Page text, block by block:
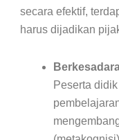
secara efektif,
harus dijadikan
Peserta